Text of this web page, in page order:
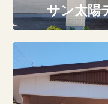
サン太陽